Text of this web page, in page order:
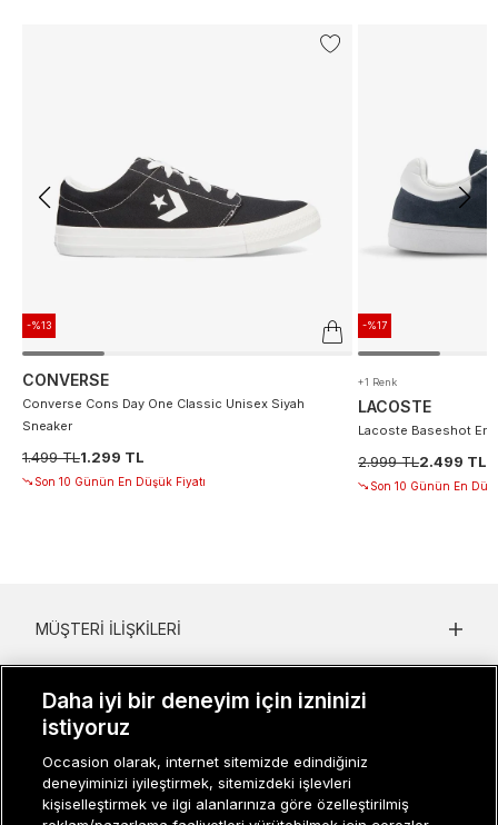
-%13
CONVERSE
Converse Cons Day One Classic Unisex Siyah
Sneaker
1.499 TL1.299 TL
Son 10 Günün En Düşük Fiyatı
-%17
+1 Renk
LACOSTE
Lacoste Baseshot
2.999 TL2.499 TL
Son 10 Günün En
MÜŞTERI İLIŞKILERI
KADIN KATEGORILER
GRUP MARKALAR
ERKEK KATEGORILER
Daha iyi bir deneyim için izninizi
istiyoruz
Occasion olarak, internet sitemizde edindiğiniz
deneyiminizi iyileştirmek, sitemizdeki işlevleri
kişiselleştirmek ve ilgi alanlarınıza göre özelleştirilmiş